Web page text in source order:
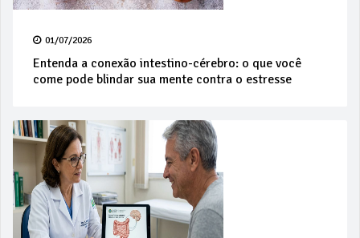
01/07/2026
Entenda a conexão intestino-cérebro: o que você
come pode blindar sua mente contra o estresse